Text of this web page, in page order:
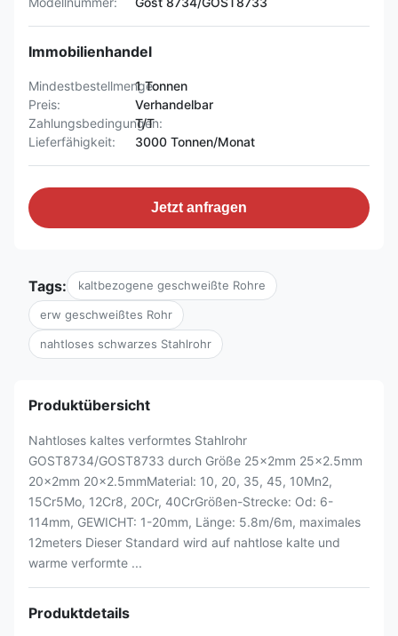
Immobilienhandel
Mindestbestellmenge:1 Tonnen
Preis:
Verhandelbar
Zahlungsbedingungen:
T/T
Lieferfähigkeit:
3000 Tonnen/Monat
Jetzt anfragen
Tags: kaltbezogene geschweißte Rohre
erw geschweißtes Rohr
nahtloses schwarzes Stahlrohr
Produktübersicht
Nahtloses kaltes verformtes Stahlrohr
GOST8734/GOST8733 durch Größe 25x2mm 25x2.5mm
20x2mm 20x2.5mmMaterial: 10, 20, 35, 45, 10Mn2,
15Cr5Mo, 12Cr8, 20Cr, 40CrGrößen-Strecke: Od: 6-
114mm, GEWICHT: 1-20mm, Länge: 5.8m/6m, maximales
12meters Dieser Standard wird auf nahtlose kalte und
warme verformte ...
Produktdetails